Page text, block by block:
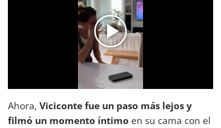
Ahora, Viciconte fue un paso más lejos y
filmó un momento íntimo en su cama con el